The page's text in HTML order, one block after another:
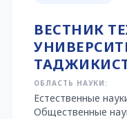
ВЕСТНИК
ОБЛАСТЬ НАУКИ:
Естественные
Общественные